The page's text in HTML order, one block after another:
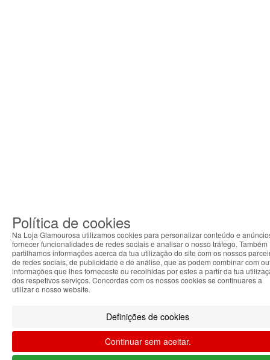
Política de cookies
Na Loja Glamourosa utilizamos cookies para personalizar conteúdo e
fornecer funcionalidades de redes sociais e analisar o nosso tráfego. Também
partilhamos informações acerca da tua utilização do site com os nossos
de redes sociais, de publicidade e de análise, que as podem combinar com
informações que lhes forneceste ou recolhidas por estes a partir da tua
dos respetivos serviços. Concordas com os nossos cookies se continuares a
utilizar o nosso website.
Definições de cookies
Continuar sem aceitar.